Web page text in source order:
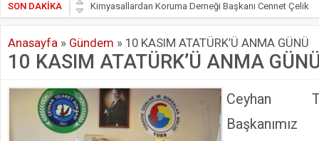
SON DAKİKA
Başkan Güler’den Başkan Karalar’a hizmet çağrısı
Lokantacılar ve Kebapçılar Esnaf Odası Başkanı Şefik
Hak-İş Abdurrahman Yücel
HDP İL BİNASININ ÖNÜNDE ANNELER TARİH
CEYHAN TİCARET ODASI
Hainler emellerine asla erişemeyecekler
BÖLGEMİZ ÇUKUROVA’DA 2019 YILI PAMUK
Anasayfa » Gündem » 10 KASIM ATATÜRK’Ü ANMA GÜNÜ
10 KASIM ATATÜRK’Ü ANMA
Ceyhan